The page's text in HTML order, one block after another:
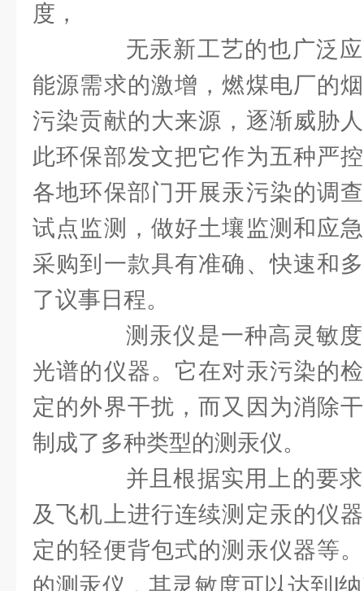
度，
无汞新工艺的也广泛应
能源需求的激增，燃煤电厂的
污染贡献的大来源，逐渐威胁
此环保部发文把它作为五种严
各地环保部门开展汞污染的调
试点监测，做好土壤监测和应
采购到一款具有准确、快速和
了议事日程。
测汞仪是一种高灵敏度
光谱的仪器。它在对汞污染的
定的外界干扰，而又因为消除
制成了多种类型的测汞仪。
并且根据实用上的要求
及飞机上进行连续测定汞的仪
定的轻便背包式的测汞仪器等
的测汞仪，其灵敏度可以达到l